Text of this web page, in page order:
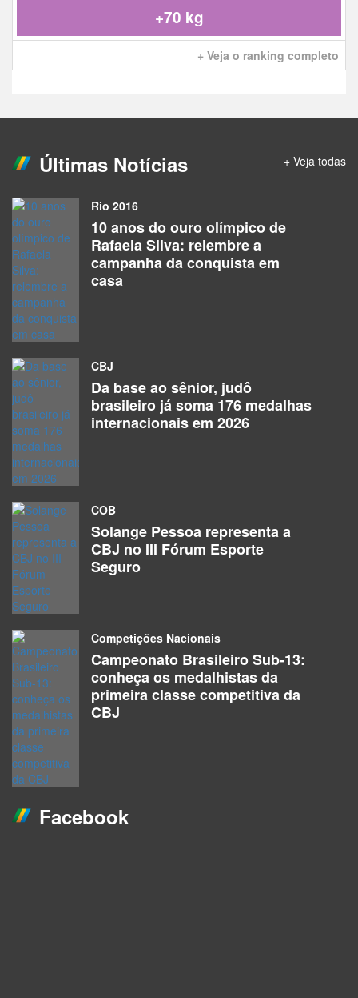
+70 kg
+ Veja o ranking completo
Últimas Notícias + Veja todas
Rio 2016
10 anos do ouro olímpico de
Rafaela Silva: relembre a
campanha da conquista em
casa
CBJ
Da base ao sênior, judô
brasileiro já soma 176 medalhas
internacionais em 2026
COB
Solange Pessoa representa a
CBJ no III Fórum Esporte
Seguro
Competições Nacionais
Campeonato Brasileiro Sub-13:
conheça os medalhistas da
primeira classe competitiva da
CBJ
Facebook